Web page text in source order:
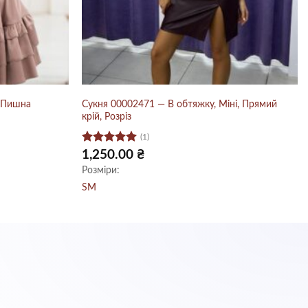
Пишна
Сукня 00002471 — В обтяжку, Міні, Прямий
крій, Розріз
Оцінено в
5 з 5
(1)
1,250.00 ₴
Розміри:
S M